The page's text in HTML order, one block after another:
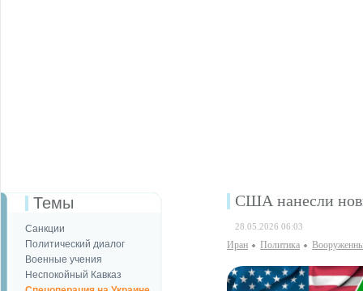
Темы
Санкции
Политический диалог
Военные учения
Неспокойный Кавказ
США нанесли
28.05.2026 06:03
Иран Политика